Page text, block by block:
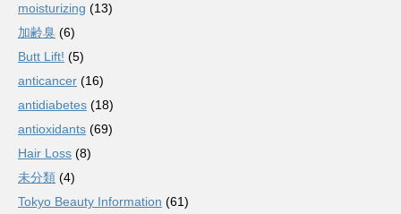
moisturizing (13)
加齢臭 (6)
Butt Lift! (5)
anticancer (16)
antidiabetes (18)
antioxidants (69)
Hair Loss (8)
未分類 (4)
Tokyo Beauty Information (61)